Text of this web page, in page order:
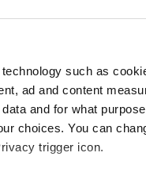
such as
ad and content
and for what
choices. You can
trigger icon.
Ein schöner,
Umgebung
vorhanden.